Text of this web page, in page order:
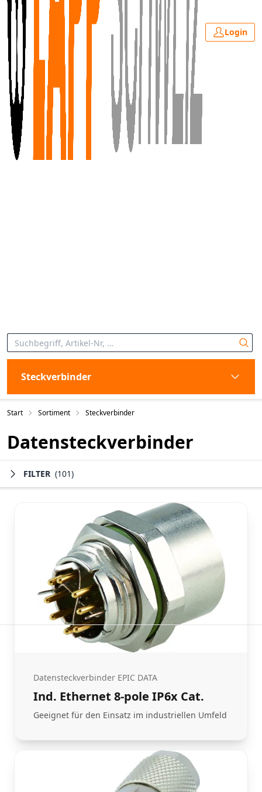
Login
Steckverbinder
Start Sortiment Steckverbinder
Datensteckverbinder
FILTER (101)
Datensteckverbinder EPIC DATA
Ind. Ethernet 8-pole IP6x Cat.
Geeignet für den Einsatz im industriellen Umfeld